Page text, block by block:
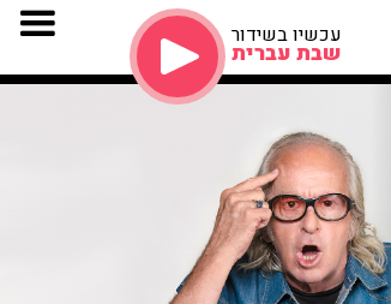
עכשיו בשידור
שבת עברית